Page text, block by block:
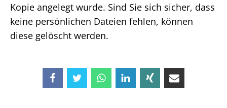
Kopie angelegt wurde. Sind Sie sich sicher, dass
keine persönlichen Dateien fehlen, können
diese gelöscht werden.